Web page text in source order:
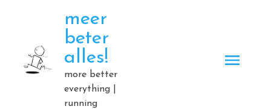
meer
beter
alles!
more better
everything |
running